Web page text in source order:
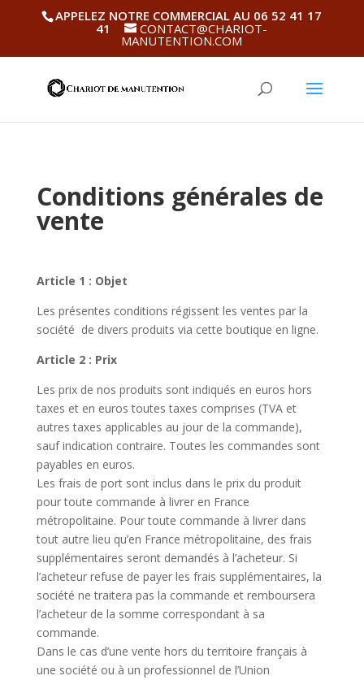
APPELEZ NOTRE COMMERCIAL AU 06 52 41 17
41
CONTACT@CHARIOT-
MANUTENTION.COM
Conditions générales de
vente
Article 1 : Objet
Les présentes conditions régissent les ventes par la
société de divers produits via cette boutique en ligne.
Article 2 : Prix
Les prix de nos produits sont indiqués en euros hors
taxes et en euros toutes taxes comprises (TVA et
autres taxes applicables au jour de la commande),
sauf indication contraire. Toutes les commandes sont
payables en euros.
Les frais de port sont inclus dans le prix du produit
pour toute commande à livrer en France
métropolitaine. Pour toute commande à livrer dans
tout autre lieu qu’en France métropolitaine, des frais
supplémentaires seront demandés à l’acheteur. Si
l’acheteur refuse de payer les frais supplémentaires, la
société ne traitera pas la commande et remboursera
l’acheteur de la somme correspondant à sa
commande.
Dans le cas d’une vente hors du territoire français à
une société ou à un professionnel de l’Union